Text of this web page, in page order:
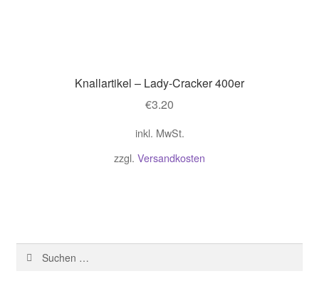
Knallartikel – Lady-Cracker 400er
€3.20
inkl. MwSt.
zzgl. Versandkosten